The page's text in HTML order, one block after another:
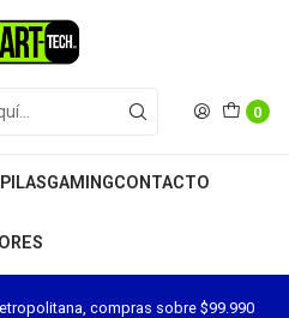
0
PILASGAMINGCONTACTO
compras sobre $99.990